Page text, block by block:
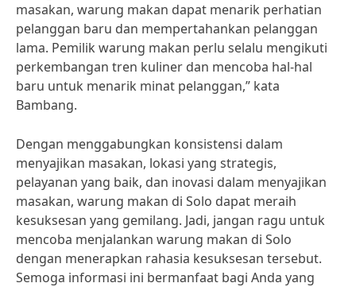
masakan, warung makan dapat menarik perhatian
pelanggan baru dan mempertahankan pelanggan
lama. Pemilik warung makan perlu selalu mengikuti
perkembangan tren kuliner dan mencoba hal-hal
baru untuk menarik minat pelanggan,” kata
Bambang.
Dengan menggabungkan konsistensi dalam
menyajikan masakan, lokasi yang strategis,
pelayanan yang baik, dan inovasi dalam menyajikan
masakan, warung makan di Solo dapat meraih
kesuksesan yang gemilang. Jadi, jangan ragu untuk
mencoba menjalankan warung makan di Solo
dengan menerapkan rahasia kesuksesan tersebut.
Semoga informasi ini bermanfaat bagi Anda yang